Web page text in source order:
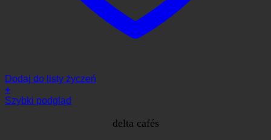
Dodaj do listy życzeń
+
Szybki podgląd
delta cafés